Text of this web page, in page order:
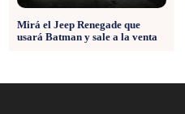
Mirá el Jeep Renegade que
usará Batman y sale a la venta